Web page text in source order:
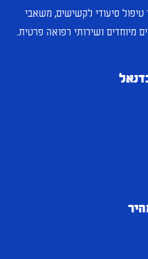
סיעודי לקשישים, משאבי
מיוחדים ושירותי רפואה פרטית.